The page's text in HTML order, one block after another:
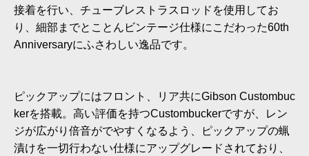
接着を行い、チューブレストラスロッドを使用してお
り、細部までとことんビンテージ仕様にこだわった60th
Anniversaryにふさわしい逸品です。
ピックアップにはフロント、リア共にGibson Custombuc
kerを搭載。高い評価を持つCustombuckerですが、レン
ジが広がり倍音がでやすくなるよう、ピックアップの蝋
漬けを一切行わない仕様にアップグレードされており、